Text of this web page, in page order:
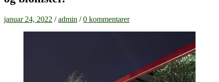
januar 24, 2022 /admin /0 kommentarer